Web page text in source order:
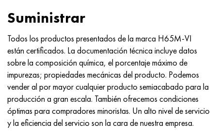
Suministrar
Todos los productos presentados de la marca H65M-VI
están certificados. La documentación técnica incluye datos
sobre la composición química, el porcentaje máximo de
impurezas; propiedades mecánicas del producto. Podemos
vender al por mayor cualquier producto semiacabado para la
producción a gran escala. También ofrecemos condiciones
óptimas para compradores minoristas. Un alto nivel de servicio
y la eficiencia del servicio son la cara de nuestra empresa.